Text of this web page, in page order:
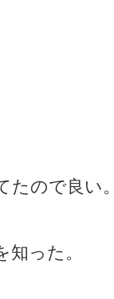
たので良い
った。